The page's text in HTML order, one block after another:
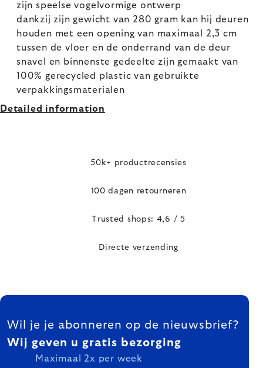
zijn speelse vogelvormige ontwerp
dankzij zijn gewicht van 280 gram kan hij deuren
houden met een opening van maximaal 2,3 cm
tussen de vloer en de onderrand van de deur
snavel en binnenste gedeelte zijn gemaakt van
100% gerecycled plastic van gebruikte
verpakkingsmaterialen
Detailed information
50k+ productrecensies
100 dagen retourneren
Trusted shops: 4,6 / 5
Directe verzending
FOOTER
Wil je je abonneren op de nieuwsbrief?
Wij geven u gratis bezorging
Maximaal 2x per week